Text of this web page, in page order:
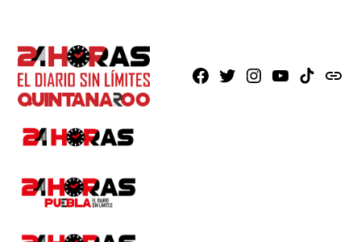
Facebook
X Instagram
YoutubeTikTokissuu